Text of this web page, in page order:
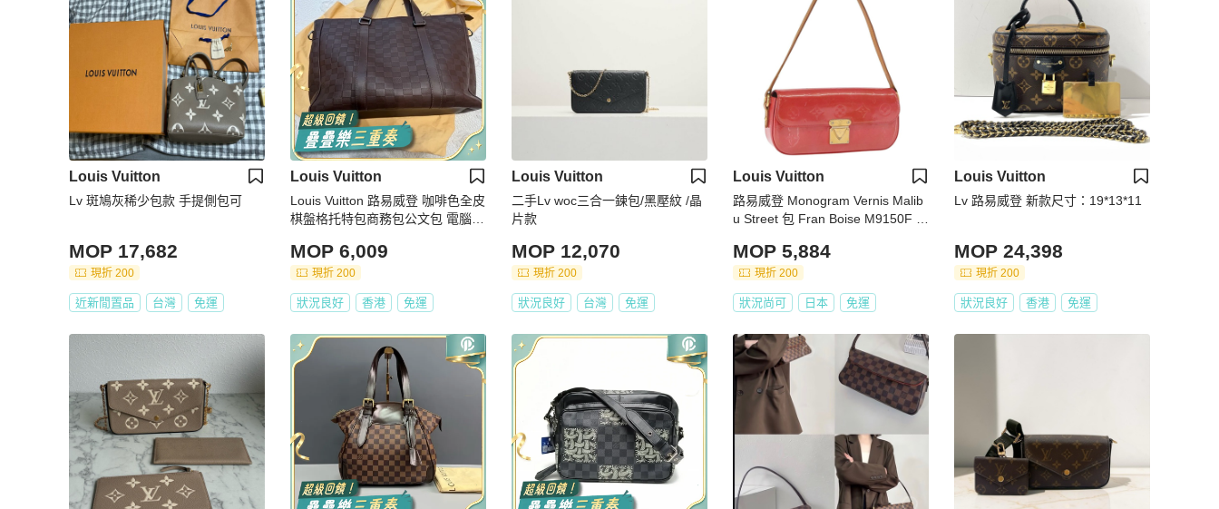
Louis Vuitton
Lv 斑鳩灰稀少包款 手提側包可
MOP 17,682
現折 200
近新閒置品 台灣 免運
Louis Vuitton
Louis Vuitton 路易威登 咖啡色全皮
棋盤格托特包商務包公文包 電腦包
MOP 6,009
現折 200
狀況良好 香港 免運
Louis Vuitton
二手Lv woc三合一鍊包/黑壓紋 /晶
片款
MOP 12,070
現折 200
狀況良好 台灣 免運
Louis Vuitton
路易威登 Monogram Vernis Malib
u Street 包 Fran Boise M9150F L
MOP 5,884
現折 200
狀況尚可 日本 免運
Louis Vuitton
Lv 路易威登 新款尺寸：19*13*11
MOP 24,398
現折 200
狀況良好 香港 免運